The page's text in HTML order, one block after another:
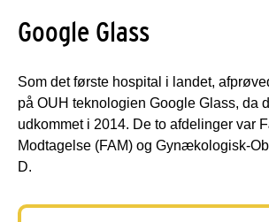
Google Glass
Som det første hospital i landet,
på OUH teknologien Google Glass, da
udkommet i 2014. De to afdelinger var
Modtagelse (FAM) og Gynækologisk-
D.